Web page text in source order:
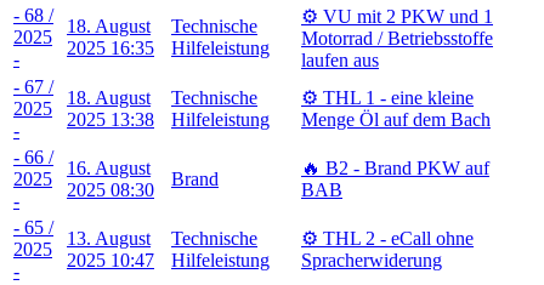
- 68 /
2025
-
18. August
2025 16:35
Technische
Hilfeleistung
⚙️ VU mit 2 PKW und 1
Motorrad / Betriebsstoffe
laufen aus
- 67 /
2025
-
18. August
2025 13:38
Technische
Hilfeleistung
⚙️ THL 1 - eine kleine
Menge Öl auf dem Bach
- 66 /
2025
-
16. August
2025 08:30
Brand
🔥 B2 - Brand PKW auf
BAB
- 65 /
2025
-
13. August
2025 10:47
Technische
Hilfeleistung
⚙️ THL 2 - eCall ohne
Spracherwiderung